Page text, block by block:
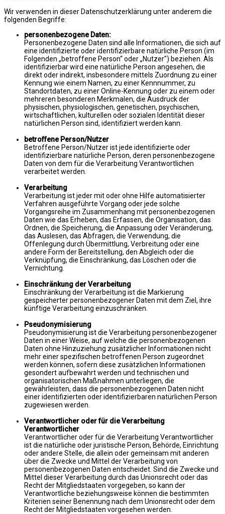
Wir verwenden in dieser Datenschutzerklärung unter anderem die
folgenden Begriffe:
personenbezogene Daten:
Personenbezogene Daten sind alle Informationen, die sich auf
eine identifizierte oder identifizierbare natürliche Person (im
Folgenden „betroffene Person“ oder „Nutzer") beziehen. Als
identifizierbar wird eine natürliche Person angesehen, die
direkt oder indirekt, insbesondere mittels Zuordnung zu einer
Kennung wie einem Namen, zu einer Kennnummer, zu
Standortdaten, zu einer Online-Kennung oder zu einem oder
mehreren besonderen Merkmalen, die Ausdruck der
physischen, physiologischen, genetischen, psychischen,
wirtschaftlichen, kulturellen oder sozialen Identität dieser
natürlichen Person sind, identifiziert werden kann.
betroffene Person/Nutzer
Betroffene Person/Nutzer ist jede identifizierte oder
identifizierbare natürliche Person, deren personenbezogene
Daten von dem für die Verarbeitung Verantwortlichen
verarbeitet werden.
Verarbeitung
Verarbeitung ist jeder mit oder ohne Hilfe automatisierter
Verfahren ausgeführte Vorgang oder jede solche
Vorgangsreihe im Zusammenhang mit personenbezogenen
Daten wie das Erheben, das Erfassen, die Organisation, das
Ordnen, die Speicherung, die Anpassung oder Veränderung,
das Auslesen, das Abfragen, die Verwendung, die
Offenlegung durch Übermittlung, Verbreitung oder eine
andere Form der Bereitstellung, den Abgleich oder die
Verknüpfung, die Einschränkung, das Löschen oder die
Vernichtung.
Einschränkung der Verarbeitung
Einschränkung der Verarbeitung ist die Markierung
gespeicherter personenbezogener Daten mit dem Ziel, ihre
künftige Verarbeitung einzuschränken.
Pseudonymisierung
Pseudonymisierung ist die Verarbeitung personenbezogener
Daten in einer Weise, auf welche die personenbezogenen
Daten ohne Hinzuziehung zusätzlicher Informationen nicht
mehr einer spezifischen betroffenen Person zugeordnet
werden können, sofern diese zusätzlichen Informationen
gesondert aufbewahrt werden und technischen und
organisatorischen Maßnahmen unterliegen, die
gewährleisten, dass die personenbezogenen Daten nicht
einer identifizierten oder identifizierbaren natürlichen Person
zugewiesen werden.
Verantwortlicher oder für die Verarbeitung
Verantwortlicher
Verantwortlicher oder für die Verarbeitung Verantwortlicher
ist die natürliche oder juristische Person, Behörde, Einrichtung
oder andere Stelle, die allein oder gemeinsam mit anderen
über die Zwecke und Mittel der Verarbeitung von
personenbezogenen Daten entscheidet. Sind die Zwecke und
Mittel dieser Verarbeitung durch das Unionsrecht oder das
Recht der Mitgliedstaaten vorgegeben, so kann der
Verantwortliche beziehungsweise können die bestimmten
Kriterien seiner Benennung nach dem Unionsrecht oder dem
Recht der Mitgliedstaaten vorgesehen werden.